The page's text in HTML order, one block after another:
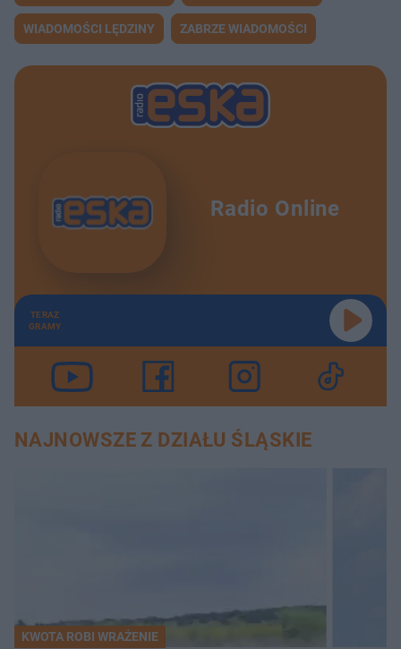
WIADOMOŚCI LĘDZINY ZABRZE WIADOMOŚCI
Radio Online
TERAZ
GRAMY
NAJNOWSZE Z DZIAŁU ŚLĄSKIE
KWOTA ROBI WRAŻENIE